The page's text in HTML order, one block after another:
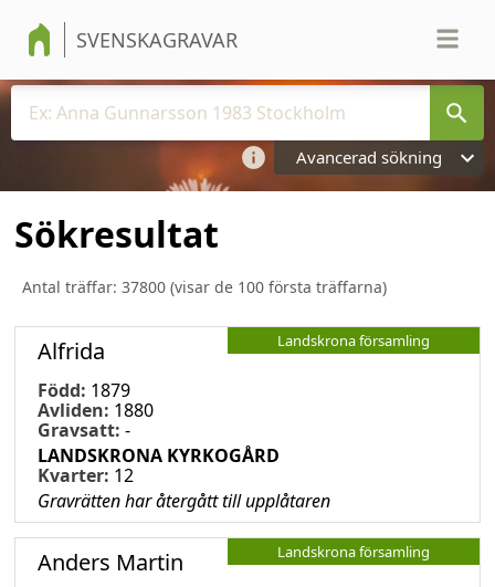
SVENSKAGRAVAR
Avancerad sökning
Sökresultat
Antal träffar: 37800 (visar de 100 första träffarna)
Landskrona församling
Alfrida
Född: 1879
Avliden: 1880
Gravsatt: -
LANDSKRONA KYRKOGÅRD
Kvarter: 12
Gravrätten har återgått till upplåtaren
Landskrona församling
Anders Martin